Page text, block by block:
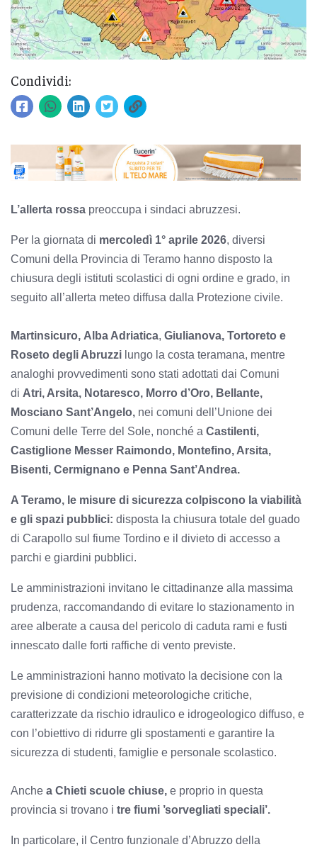
Condividi:
L’allerta rossa preoccupa i sindaci abruzzesi.
Per la giornata di mercoledì 1° aprile 2026, diversi
Comuni della Provincia di Teramo hanno disposto la
chiusura degli istituti scolastici di ogni ordine e grado, in
seguito all’allerta meteo diffusa dalla Protezione civile.
Martinsicuro, Alba Adriatica, Giulianova, Tortoreto e
Roseto degli Abruzzi lungo la costa teramana, mentre
analoghi provvedimenti sono stati adottati dai Comuni
di Atri, Arsita, Notaresco, Morro d’Oro, Bellante,
Mosciano Sant’Angelo, nei comuni dell’Unione dei
Comuni delle Terre del Sole, nonché a Castilenti,
Castiglione Messer Raimondo, Montefino, Arsita,
Bisenti, Cermignano e Penna Sant’Andrea.
A Teramo, le misure di sicurezza colpiscono la viabilità
e gli spazi pubblici: disposta la chiusura totale del guado
di Carapollo sul fiume Tordino e il divieto di accesso a
parchi e giardini pubblici.
Le amministrazioni invitano le cittadinanze alla massima
prudenza, raccomandando di evitare lo stazionamento in
aree alberate a causa del pericolo di caduta rami e fusti
innescato dalle forti raffiche di vento previste.
Le amministrazioni hanno motivato la decisione con la
previsione di condizioni meteorologiche critiche,
caratterizzate da rischio idraulico e idrogeologico diffuso, e
con l’obiettivo di ridurre gli spostamenti e garantire la
sicurezza di studenti, famiglie e personale scolastico.
Anche a Chieti scuole chiuse, e proprio in questa
provincia si trovano i tre fiumi ’sorvegliati speciali’.
In particolare, il Centro funzionale d’Abruzzo della